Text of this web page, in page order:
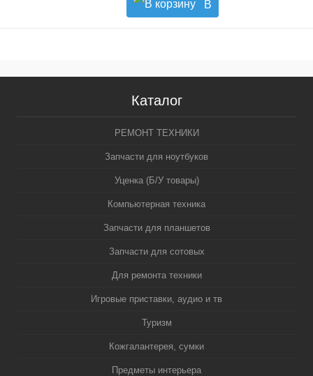
В
корзину
Каталог
РЕМОНТ ТЕХНИКИ
Запчасти для ноутбуков
Уценка (Б/У товары)
Компьютерная техника
Запчасти для планшетов
Запчасти для сотовых
Для ремонта техники
Игровые приставки, аудио и тв
Туризм
Кожгалантерея, сумки
Предметы интерьера